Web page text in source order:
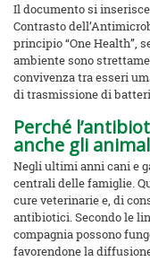
Il documento si
Contrasto
principio “One Health”,
ambiente sono
convivenza tra esseri
di trasmissione di
Perché
anche gli
Negli ultimi anni cani e
centrali delle famiglie.
cure veterinarie e, di
antibiotici. Secondo le
compagnia possono
favorendone la